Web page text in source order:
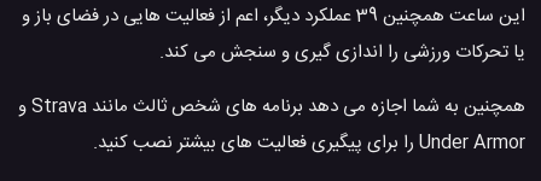
این ساعت همچنین 39 عملکرد دیگر، اعم از فعالیت هایی در فضای باز و
یا تحرکات ورزشی را اندازی گیری و سنجش می کند.
همچنین به شما اجازه می دهد برنامه های شخص ثالث مانند Strava و
Under Armor را برای پیگیری فعالیت های بیشتر نصب کنید.